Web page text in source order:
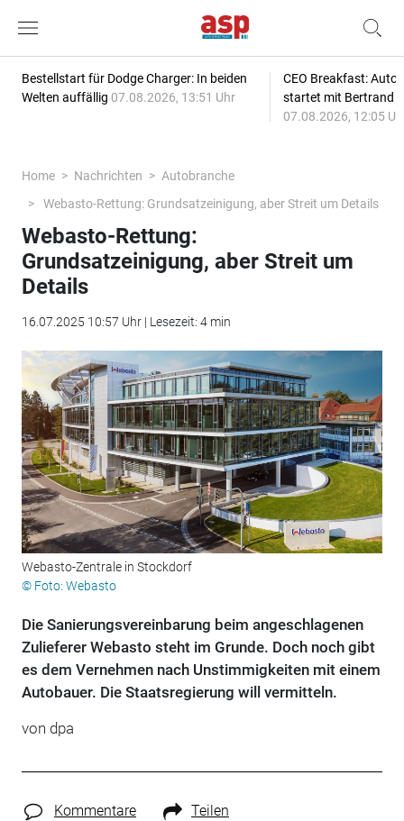
Bestellstart für Dodge Charger: In beiden
Welten auffällig 07.08.2026, 13:51 Uhr
CEO Breakfast:
startet mit Bertrand
07.08.2026, 12:05
Home Nachrichten
Autobranche
Webasto-Rettung: Grundsatzeinigung, aber Streit um Details
Webasto-Rettung:
Grundsatzeinigung, aber Streit um
Details
16.07.2025 10:57 Uhr | Lesezeit: 4 min
Webasto-Zentrale in Stockdorf
© Foto: Webasto
Die Sanierungsvereinbarung beim angeschlagenen
Zulieferer Webasto steht im Grunde. Doch noch gibt
es dem Vernehmen nach Unstimmigkeiten mit einem
Autobauer. Die Staatsregierung will vermitteln.
von dpa
Kommentare Teilen